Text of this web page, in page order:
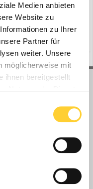
Medien anbieten
Website zu
zu Ihrer
Partner für
weiter. Unsere
möglicherweise mit
ihnen bereitgestellt
Felgen der US-Marke
und trotzen staubigen
Wolfgang Vaak
fährt die Accushield-